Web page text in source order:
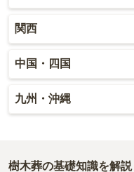
岩手
山形
宮城
福島
千葉
茨城
栃木
岐阜
三重
富山
石川
山梨
関西
大阪
兵庫
中国・四国
岡山
九州・沖縄
大分
樹木葬の基礎知識を解説